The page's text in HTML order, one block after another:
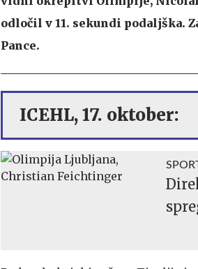
odločil v 11. sekundi podaljška.
Pance.
ICEHL, 17. oktober: